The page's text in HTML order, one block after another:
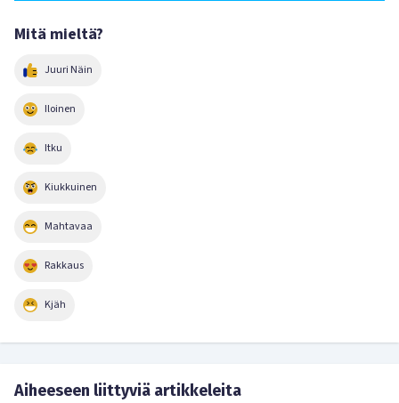
Mitä mieltä?
Juuri Näin
Iloinen
Itku
Kiukkuinen
Mahtavaa
Rakkaus
Kjäh
Aiheeseen liittyviä artikkeleita